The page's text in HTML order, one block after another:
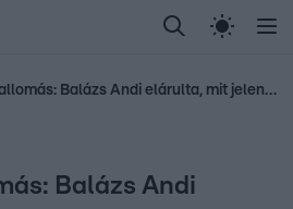
Randi Celeb vagyok,
Most Wanted Gallusz
Megrázó vallomás: Balázs Andi elárulta, mit jelent a titkos tetoválása
Balázs Andi